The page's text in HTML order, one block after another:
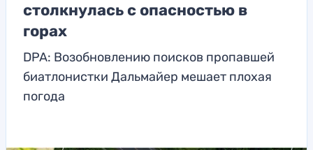
столкнулась с опасностью в
горах
DPA: Возобновлению поисков пропавшей
биатлонистки Дальмайер мешает плохая
погода